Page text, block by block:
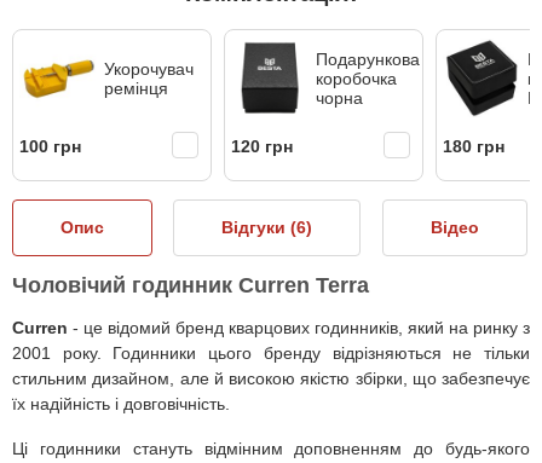
Укорочувач
ремінця
100 грн
Подарункова
коробочка
чорна
120 грн 180 грн
Опис Відгуки (6) Відео
Чоловічий годинник Curren Terra
Curren - це відомий бренд кварцових годинників, який на ринку з
2001 року. Годинники цього бренду відрізняються не тільки
стильним дизайном, але й високою якістю збірки, що забезпечує
їх надійність і довговічність.
Ці годинники стануть відмінним доповненням до будь-якого